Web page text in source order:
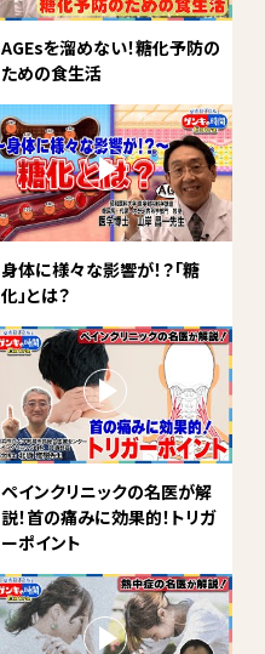
AGEsを溜めない！糖化予防の
ための食生活
身体に様々な影響が！？「糖
化」とは？
ペインクリニックの名医が解
説！首の痛みに効果的！トリガ
ーポイント